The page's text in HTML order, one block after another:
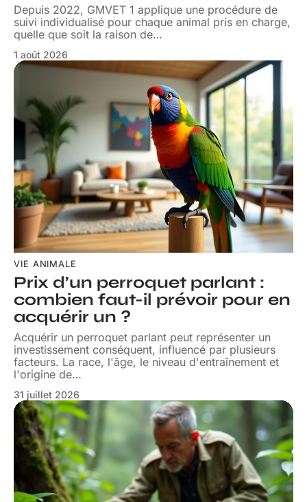
Depuis 2022, GMVET 1 applique une procédure de
suivi individualisé pour chaque animal pris en charge,
quelle que soit la raison de…
1 août 2026
VIE ANIMALE
Prix d’un perroquet parlant :
combien faut-il prévoir pour en
acquérir un ?
Acquérir un perroquet parlant peut représenter un
investissement conséquent, influencé par plusieurs
facteurs. La race, l'âge, le niveau d'entraînement et
l'origine de…
31 juillet 2026